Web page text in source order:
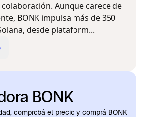
Aunque carece de
BONK impulsa más de 350
desde plataform...
BONK
comprobá el precio y comprá BONK